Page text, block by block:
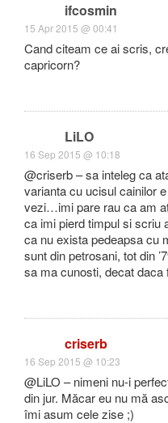
ifcosmin
15 Apr 2015 @ 00:41
Cand citeam ce ai scris,
capricorn?
LiLO
16 Sep 2015 @ 10:18
@criserb – sa inteleg ca
varianta cu ucisul cainilor
vezi…imi pare rau ca am
ca imi pierd timpul si
ca nu exista pedeapsa cu
sunt din petrosani, tot din
sa ma cunosti, decat
criserb
16 Sep 2015 @ 10:23
@LiLO – nimeni nu-i
din jur. Măcar eu nu mă
îmi asum cele zise ;)